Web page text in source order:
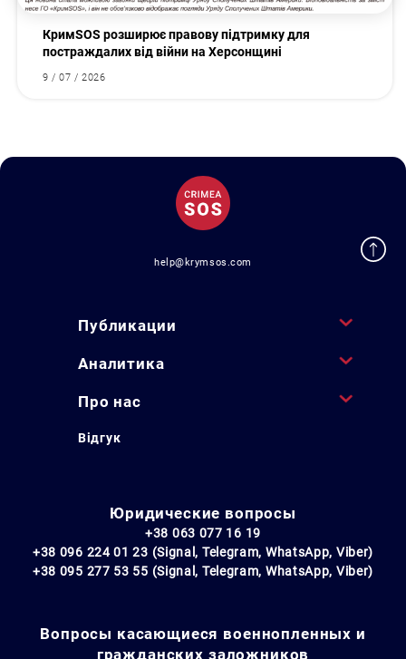
КримSOS розширює правову підтримку для
постраждалих від війни на Херсонщині
9 / 07 / 2026
help@krymsos.com
Публикации
Аналитика
Про нас
Відгук
Юридические вопросы
+38 063 077 16 19
+38 096 224 01 23 (Signal, Telegram, WhatsApp, Viber)
+38 095 277 53 55 (Signal, Telegram, WhatsApp, Viber)
Вопросы касающиеся военнопленных и
гражданских заложников